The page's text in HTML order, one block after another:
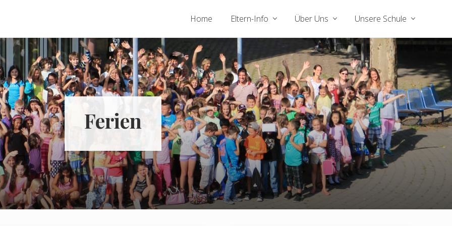
Home Eltern-Info Über Uns Unsere Schule
Ferien